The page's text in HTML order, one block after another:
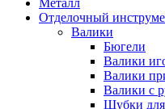
Металл
Отделочный
Валики
Бюгели
Валики
Валики
Валики с
Шубки для